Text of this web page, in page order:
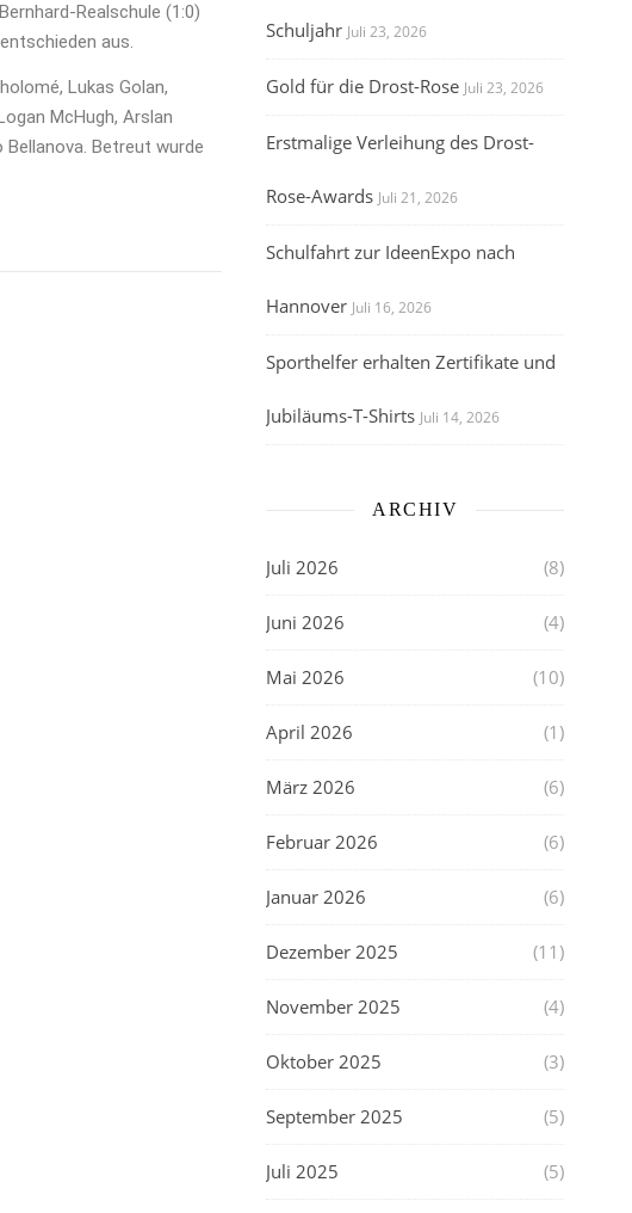
Realschule (1:0)
aus.
Lukas Golan,
McHugh, Arslan
Betreut wurde
Schuljahr Juli 23, 2026
Gold für die Drost-Rose Juli 23, 2026
Erstmalige Verleihung des Drost-
Rose-Awards Juli 21, 2026
Schulfahrt zur IdeenExpo nach
Hannover Juli 16, 2026
Sporthelfer erhalten Zertifikate und
Jubiläums-T-Shirts Juli 14, 2026
ARCHIV
Juli 2026 (8)
Juni 2026 (4)
Mai 2026 (10)
April 2026 (1)
März 2026 (6)
Februar 2026 (6)
Januar 2026 (6)
Dezember 2025 (11)
November 2025 (4)
Oktober 2025 (3)
September 2025 (5)
Juli 2025 (5)